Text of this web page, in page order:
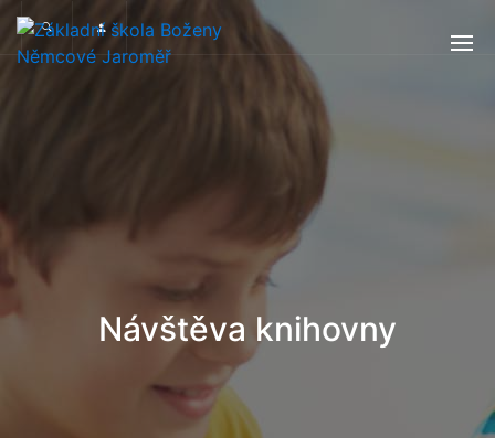
Návštěva knihovny